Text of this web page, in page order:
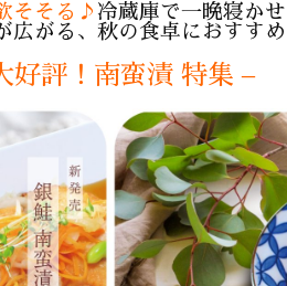
そそる♪ 冷蔵庫で一晩寝か
がる、秋の食卓におすすめ
好評！南蛮漬 特集 –